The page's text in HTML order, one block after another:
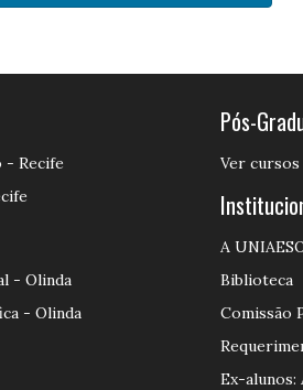
- Recife
- Olinda
- Olinda
Pós-
Ver cursos
A
Biblioteca
Comissão
Ex-alunos: